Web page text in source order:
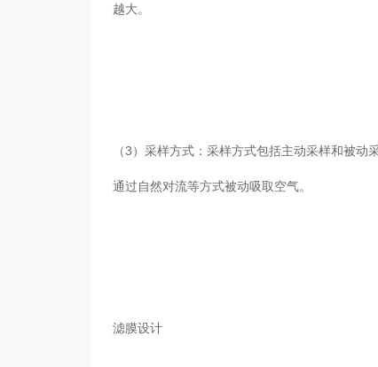
越大。
（3）采样方式：采样方式包括主动采样和被
通过自然对流等方式被动吸取空气。
滤膜设计